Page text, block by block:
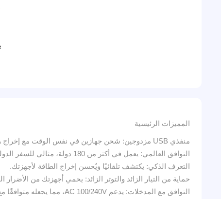
المميزات الرئيسية
منفذي USB مزدوجين: شحن جهازين في نفس الوقت مع إخراج 5V/2.4A.
التوافق العالمي: يعمل في أكثر من 180 دولة، مثالي للسفر الدولي.
التعرف الذكي: يكتشف تلقائيًا ويُحسن إخراج الطاقة لأجهزتك.
حماية من التيار الزائد والتوتر الزائد: يحمي أجهزتك من الأضرار
التوافق مع المدخلات: يدعم AC 100/240V، مما يجعله متوافقًا مع معظم مداخل الطاقة الدولية.